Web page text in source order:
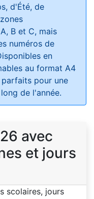
d'Été, de
B et C, mais
numéros de
en
au format A4
pour une
de l'année.
avec
et jours